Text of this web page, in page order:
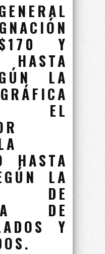
Y
HASTA
LA
EL
HASTA
LA
DE
DE
Y